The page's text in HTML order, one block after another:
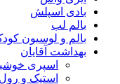
بادی اسپلش
بالم لب
بالم و لوسیون
بهداشت آقایان
اسپری
استیک و